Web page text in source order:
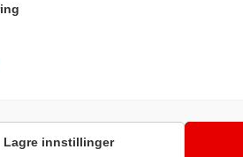
Lagre innstillinger